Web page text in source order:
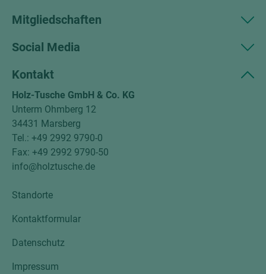
Mitgliedschaften
Social Media
Kontakt
Holz-Tusche GmbH & Co. KG
Unterm Ohmberg 12
34431 Marsberg
Tel.: +49 2992 9790-0
Fax: +49 2992 9790-50
info@holztusche.de
Standorte
Kontaktformular
Datenschutz
Impressum